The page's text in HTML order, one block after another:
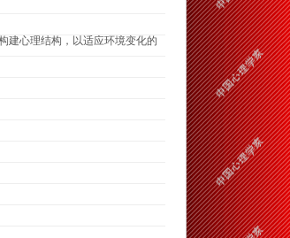
建心理结构，以适应环境变化的